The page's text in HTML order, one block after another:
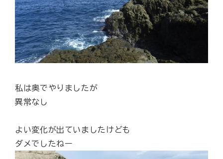
私は奥でやりましたが
異常なし
よい変化が出ていましたけども
ダメでしたねー